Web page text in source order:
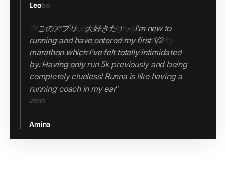
Thabo
"If you’re looking for a high-quality,
structured running app without the hefty
price tag of a personal coach, Runna is a
game-changer.
Jenn